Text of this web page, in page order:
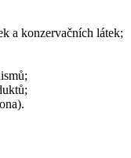
a konzervačních látek;